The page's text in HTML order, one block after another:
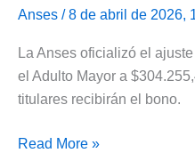
a
Anses / 8 de abril de 2026,
La Anses oficializó el
el Adulto Mayor a
titulares recibirán el bono.
Pensión
Read More »